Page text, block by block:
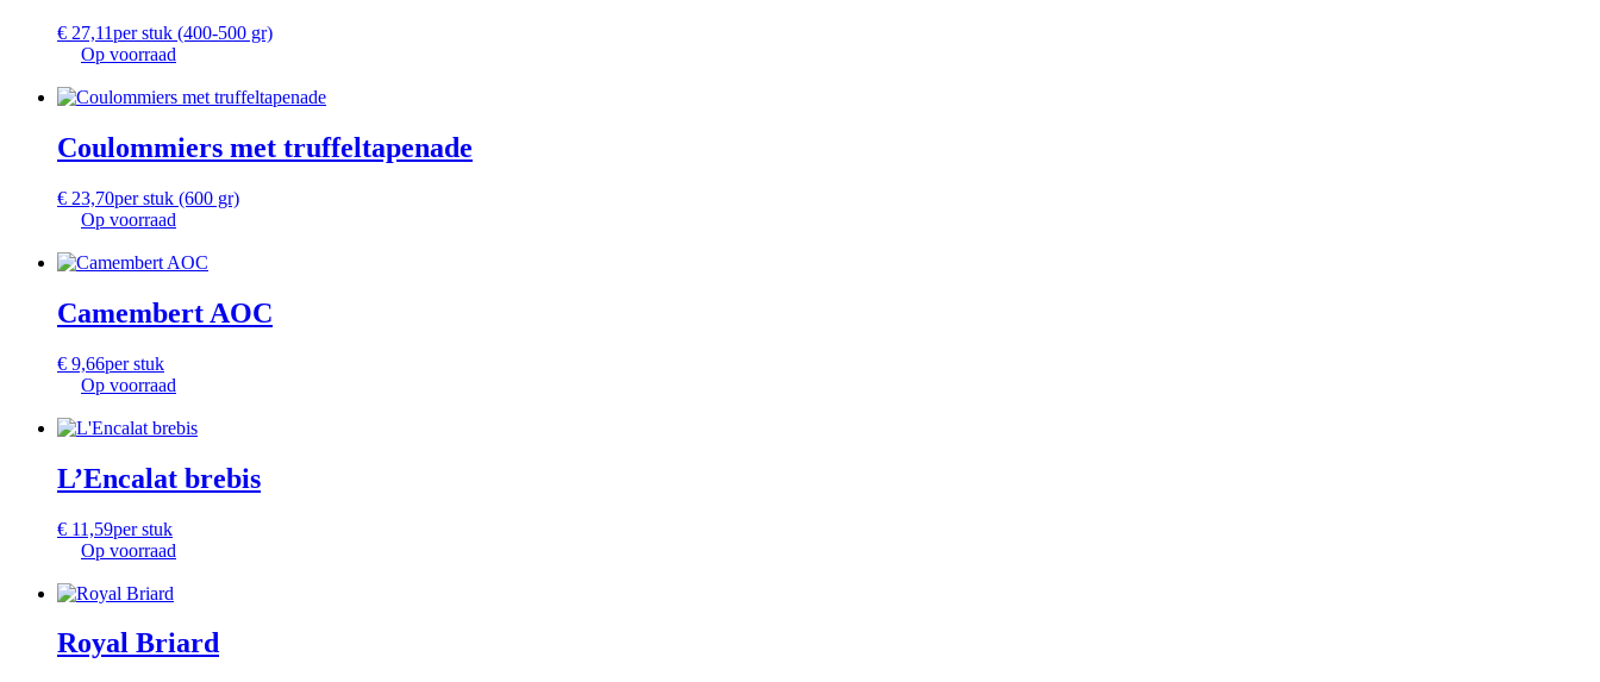
€ 27,11per stuk (400-500 gr)
Op voorraad
Coulommiers met truffeltapenade
€ 23,70per stuk (600 gr)
Op voorraad
Camembert AOC
€ 9,66per stuk
Op voorraad
L’Encalat brebis
€ 11,59per stuk
Op voorraad
Royal Briard